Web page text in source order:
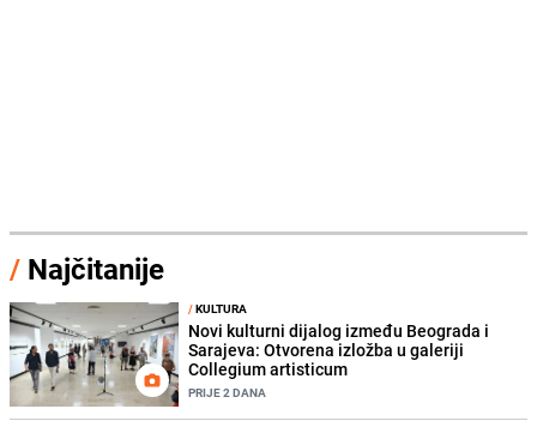
/ Najčitanije
/KULTURA
Novi kulturni dijalog između Beograda i
Sarajeva: Otvorena izložba u galeriji
Collegium artisticum
PRIJE 2 DANA